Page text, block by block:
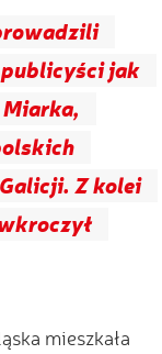
jak
Z kolei
mieszkała